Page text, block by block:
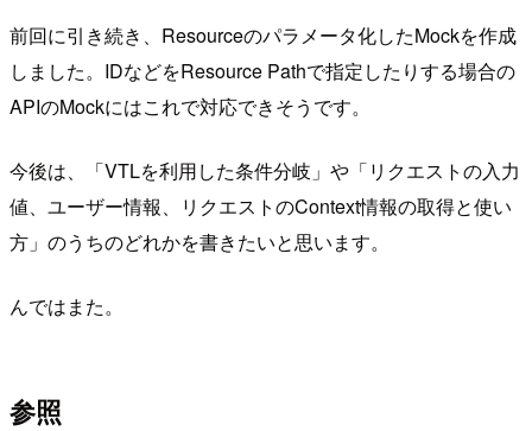
前回に引き続き、Resourceのパラメータ化したMockを作成
しました。IDなどをResource Pathで指定したりする場合の
APIのMockにはこれで対応できそうです。
今後は、「VTLを利用した条件分岐」や「リクエストの入力
値、ユーザー情報、リクエストのContext情報の取得と使い
方」のうちのどれかを書きたいと思います。
んではまた。
参照